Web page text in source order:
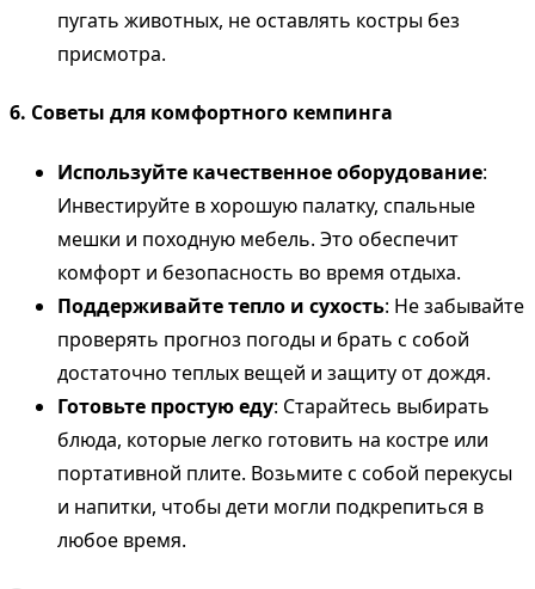
пугать животных, не оставлять костры без
присмотра.
6. Советы для комфортного кемпинга
Используйте качественное оборудование:
Инвестируйте в хорошую палатку, спальные
мешки и походную мебель. Это обеспечит
комфорт и безопасность во время отдыха.
Поддерживайте тепло и сухость: Не забывайте
проверять прогноз погоды и брать с собой
достаточно теплых вещей и защиту от дождя.
Готовьте простую еду: Старайтесь выбирать
блюда, которые легко готовить на костре или
портативной плите. Возьмите с собой перекусы
и напитки, чтобы дети могли подкрепиться в
любое время.